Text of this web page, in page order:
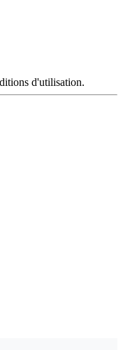
d'utilisation.